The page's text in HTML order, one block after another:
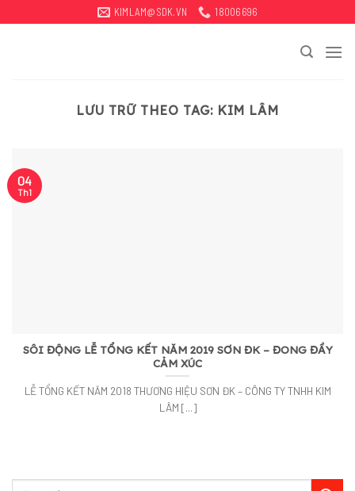
qua
KIMLAM@SDK.VN 18006696
LƯU TRỮ THEO TAG: KIM LÂM
SÔI ĐỘNG LỄ TỔNG KẾT NĂM 2019 SƠN ĐK – ĐONG ĐẦY
CẢM XÚC
LỄ TỔNG KẾT NĂM 2018 THƯƠNG HIỆU SƠN ĐK – CÔNG TY TNHH KIM
LÂM [...]
04
Th1